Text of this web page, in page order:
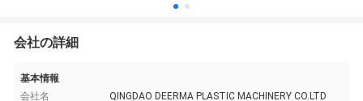
会社の詳細
基本情報
会社名
QINGDAO DEERMA PLASTIC MACHINERY CO.LTD